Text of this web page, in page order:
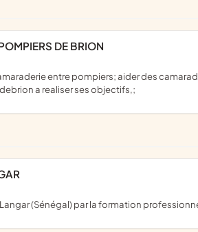
DE BRION
a realiser ses objectifs,;
Langar (Sénégal) par la formation